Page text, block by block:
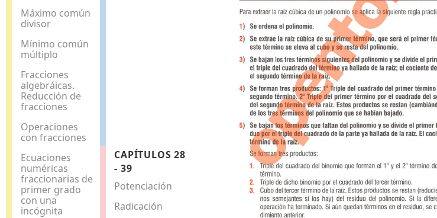
Máximo común
divisor
Mínimo común
múltiplo
Fracciones
algebráicas.
Reducción de
fracciones
Operaciones
con fracciones
Ecuaciones
numéricas
fraccionarias de
primer grado
con una
incógnita
CAPÍTULOS 28
- 39
Potenciación
Radicación